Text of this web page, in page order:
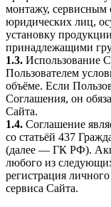
монтажу, сервисным
юридических лиц,
установку
принадлежащими
1.3. Использование
Пользователем
объёме. Если
Соглашения, он
Сайта.
1.4. Соглашение
со статьёй 437
(далее — ГК РФ).
любого из
регистрация
сервиса Сайта.